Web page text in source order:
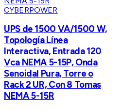
CYBERPOWER
UPS de 1500 VA/1500 W,
Topología Línea
Interactiva, Entrada 120
Vca NEMA 5-15P, Onda
Senoidal Pura, Torre o
Rack 2 UR, Con 8 Tomas
NEMA 5-15R